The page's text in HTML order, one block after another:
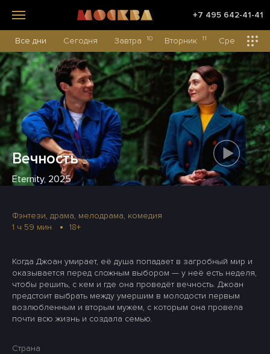
+7 495 642-41-41
Все дни Сегодня Завтра 10 Вторник 11 Среда 12
Вечность
Eternity, 2025
Фэнтези, драма, мелодрама, комедия
1 ч 59 мин
18+
Когда Джоан умирает, её душа попадает в загробный мир и
оказывается перед сложным выбором — у неё есть неделя,
чтобы решить, с кем и где она проведёт вечность. Джоан
предстоит выбрать между умершим в молодости первым
возлюбленным и вторым мужем, с которым она провела
почти всю жизнь и создала семью.
Страна